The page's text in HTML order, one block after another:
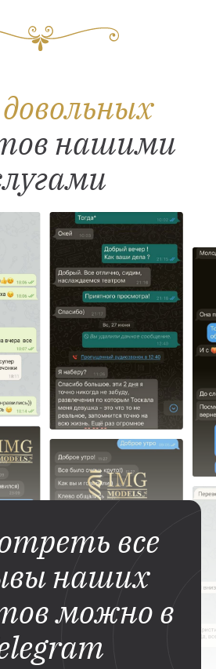
нашими
все
наших
можно в